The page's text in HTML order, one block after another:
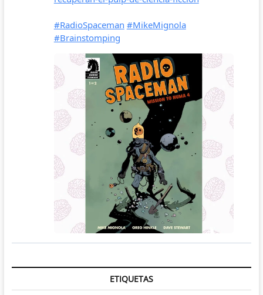
ETIQUETAS